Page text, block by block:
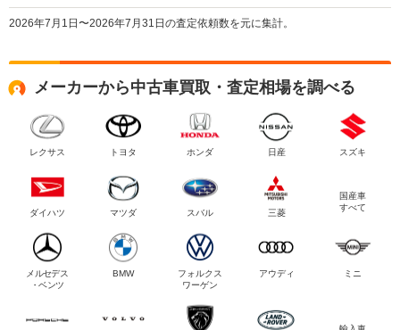
2026年7月1日〜2026年7月31日の査定依頼数を元に集計。
メーカーから中古車買取・査定相場を調べる
レクサス トヨタ ホンダ 日産 スズキ
ダイハツ マツダ スバル 三菱
国産車
すべて
メルセデス
・ベンツ
BMW
フォルクス
ワーゲン
アウディ ミニ